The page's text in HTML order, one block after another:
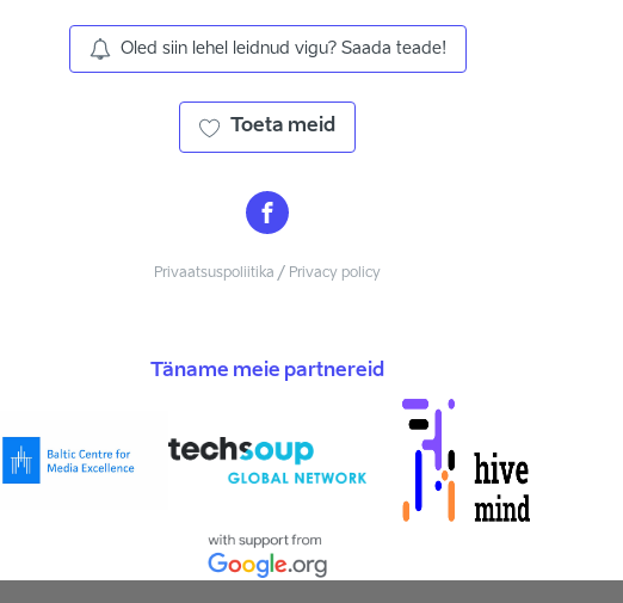
Oled siin lehel leidnud vigu? Saada teade!
Toeta meid
Privaatsuspoliitika / Privacy policy
Täname meie partnereid